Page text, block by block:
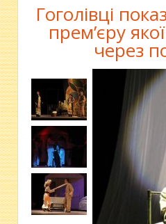
Гоголівці
прем’єру
через